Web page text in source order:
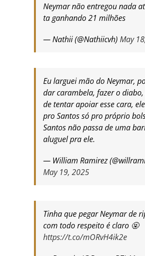
Neymar não entregou nada
ta ganhando 21 milhões
— Nathii (@Nathiicvh) May
Eu larguei mão do Neymar,
dar carambela, fazer o diabo,
de tentar apoiar esse cara,
pro Santos só pro próprio
Santos não passa de uma
aluguel pra ele.
— William Ramirez
May 19, 2025
Tinha que pegar Neymar de
com todo respeito é claro 🤬
https://t.co/mORvH4ik2e